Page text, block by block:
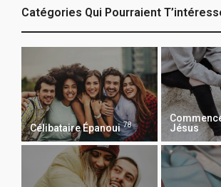
Catégories Qui Pourraient
Célibataire Épanoui 78
Jésus